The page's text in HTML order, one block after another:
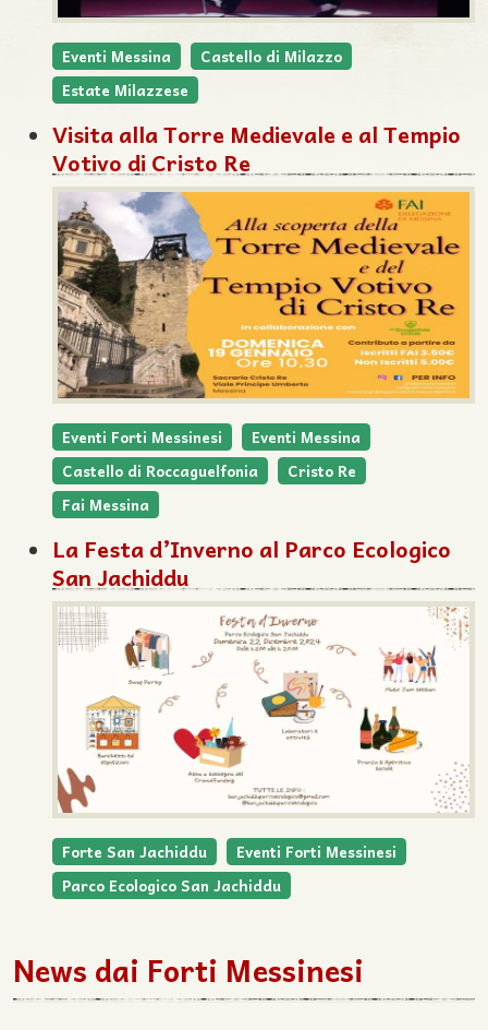
Eventi Messina
Castello di Milazzo
Estate Milazzese
Visita alla Torre Medievale e al Tempio
Votivo di Cristo Re
Eventi Forti Messinesi
Eventi Messina
Castello di Roccaguelfonia
Cristo Re
Fai Messina
La Festa d’Inverno al Parco Ecologico
San Jachiddu
Forte San Jachiddu
Eventi Forti Messinesi
Parco Ecologico San Jachiddu
News dai Forti Messinesi